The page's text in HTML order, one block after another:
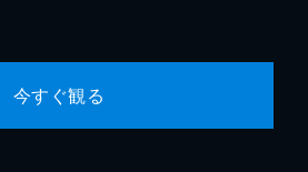
今すぐ観る